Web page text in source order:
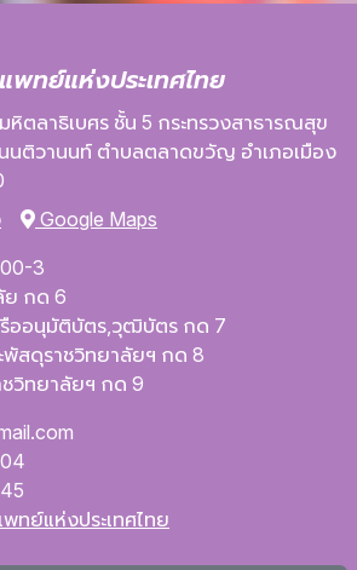
พทย์แห่งประเทศไทย
หิตลาธิเบศร ชั้น 5 กระทรวงสาธารณสุข
นติวานนท์ ตำบลตลาดขวัญ อำเภอเมือง
Google Maps
3
ย กด 6
ออนุมัติบัตร,วุฒิบัตร กด 7
พัสดุราชวิทยาลัยฯ กด 8
ชวิทยาลัยฯ กด 9
ทย์แห่งประเทศไทย